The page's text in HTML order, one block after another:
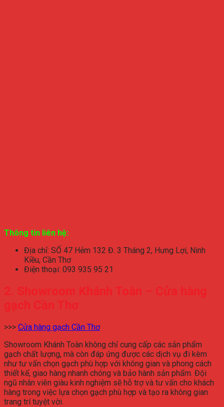
Thông tin liên hệ:
Địa chỉ: SỐ 47 Hẻm 132 Đ. 3 Tháng 2, Hưng Lợi, Ninh
Kiều, Cần Thơ
Điện thoại: 093 935 95 21
2. Showroom Khánh Toàn – Cửa hàng
gạch Cần Thơ
>>> Cửa hàng gạch Cần Thơ
Showroom Khánh Toàn không chỉ cung cấp các sản phẩm
gạch chất lượng, mà còn đáp ứng được các dịch vụ đi kèm
như tư vấn chọn gạch phù hợp với không gian và phong cách
thiết kế, giao hàng nhanh chóng và bảo hành sản phẩm. Đội
ngũ nhân viên giàu kinh nghiệm sẽ hỗ trợ và tư vấn cho khách
hàng trong việc lựa chọn gạch phù hợp và tạo ra không gian
trang trí tuyệt vời.